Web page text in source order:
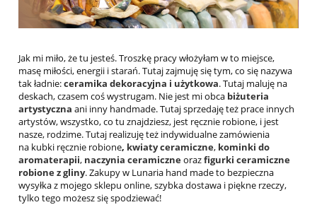
Jak mi miło, że tu jesteś. Troszkę pracy włożyłam w to miejsce,
masę miłości, energii i starań. Tutaj zajmuję się tym, co się nazywa
tak ładnie:ceramika dekoracyjna i użytkowa. Tutaj maluję na
deskach, czasem coś wystrugam. Nie jest mi obca biżuteria
artystyczna ani inny handmade. Tutaj sprzedaję też prace innych
artystów, wszystko, co tu znajdziesz, jest ręcznie robione, i jest
nasze, rodzime. Tutaj realizuję też indywidualne zamówienia
na kubki ręcznie robione, kwiaty ceramiczne, kominki do
aromaterapii, naczynia ceramiczneorazfigurki ceramiczne
robione z gliny. Zakupy w Lunaria hand made to bezpieczna
wysyłka z mojego sklepu online, szybka dostawa i piękne rzeczy,
tylko tego możesz się spodziewać!